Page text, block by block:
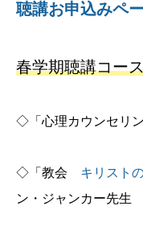
聴講お申込みペ
春学期聴講コー
◇「心理カウンセリ
◇「教会 キリスト
ン・ジャンカー先生